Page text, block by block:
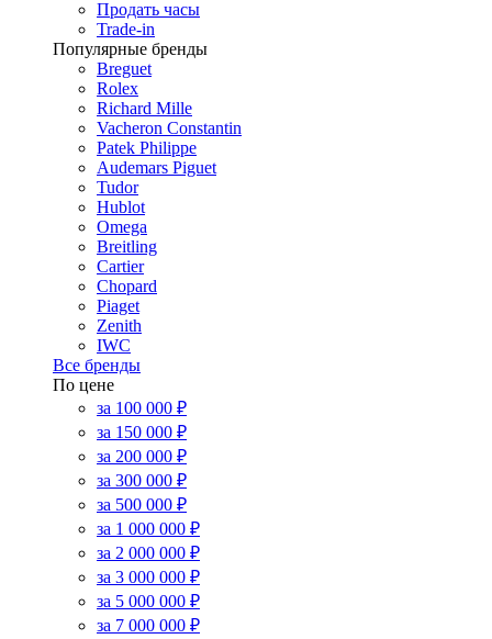
Продать часы
Trade-in
Популярные бренды
Breguet
Rolex
Richard Mille
Vacheron Constantin
Patek Philippe
Audemars Piguet
Tudor
Hublot
Omega
Breitling
Cartier
Chopard
Piaget
Zenith
IWC
Все бренды
По цене
за 100 000 ₽
за 150 000 ₽
за 200 000 ₽
за 300 000 ₽
за 500 000 ₽
за 1 000 000 ₽
за 2 000 000 ₽
за 3 000 000 ₽
за 5 000 000 ₽
за 7 000 000 ₽